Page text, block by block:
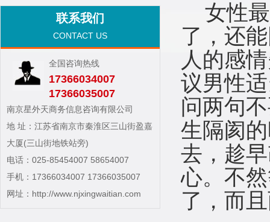
联系我们
CONTACT US
全国咨询热线
17366034007
17366035007
南京星外天商务信息咨询有限公司
地 址：江苏省南京市秦淮区三山街盈嘉
大厦(三山街地铁站旁)
电话：025-85454007 58654007
手机：17366034007 17366035007
网址： http://www.njxingwaitian.com
女性最
了，还
人的感
议男性
问两句
生隔阂
去，趁
心。不
了，而